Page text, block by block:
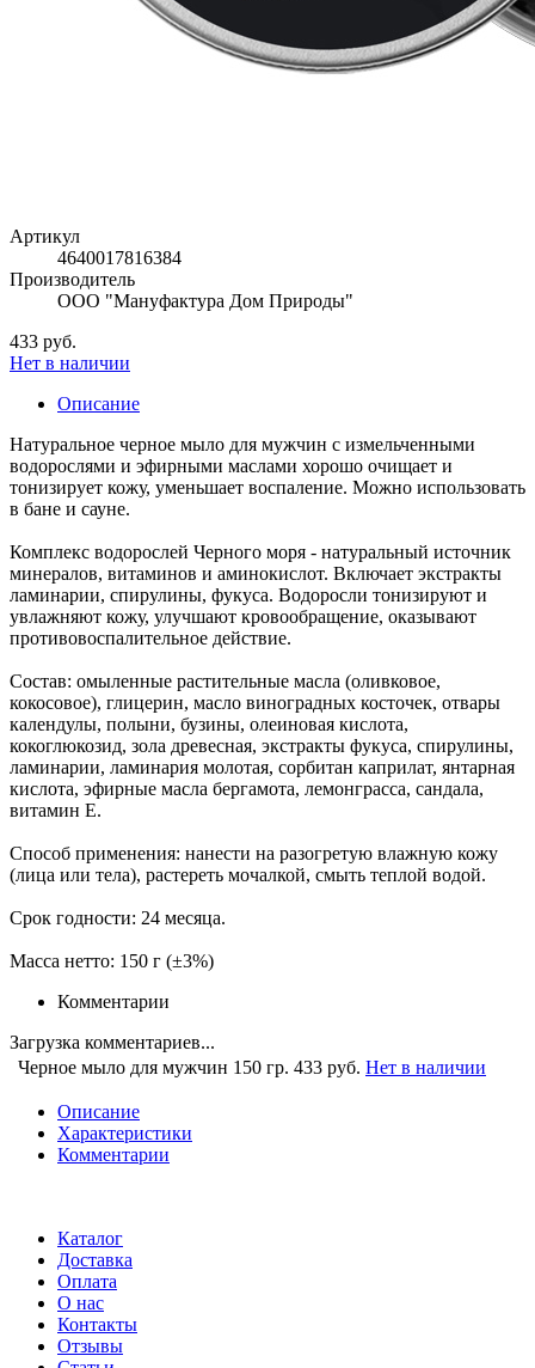
Артикул
4640017816384
Производитель
ООО "Мануфактура Дом Природы"
433 руб.
Нет в наличии
Описание
Натуральное черное мыло для мужчин с измельченными
водорослями и эфирными маслами хорошо очищает и
тонизирует кожу, уменьшает воспаление. Можно использовать
в бане и сауне.
Комплекс водорослей Черного моря - натуральный источник
минералов, витаминов и аминокислот. Включает экстракты
ламинарии, спирулины, фукуса. Водоросли тонизируют и
увлажняют кожу, улучшают кровообращение, оказывают
противовоспалительное действие.
Состав: омыленные растительные масла (оливковое,
кокосовое), глицерин, масло виноградных косточек, отвары
календулы, полыни, бузины, олеиновая кислота,
кокоглюкозид, зола древесная, экстракты фукуса, спирулины,
ламинарии, ламинария молотая, сорбитан каприлат, янтарная
кислота, эфирные масла бергамота, лемонграсса, сандала,
витамин Е.
Способ применения: нанести на разогретую влажную кожу
(лица или тела), растереть мочалкой, смыть теплой водой.
Срок годности: 24 месяца.
Масса нетто: 150 г (±3%)
Комментарии
Загрузка комментариев...
Черное мыло для мужчин 150 гр. 433 руб. Нет в наличии
Описание
Характеристики
Комментарии
Каталог
Доставка
Оплата
О нас
Контакты
Отзывы